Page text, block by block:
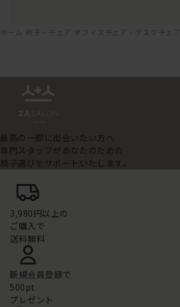
ホーム 椅子・チェア オフィスチェア・デスクチェア
最高の一脚に出会いたい方へ
専門スタッフがあなたのための
椅子選びをサポートいたします。
3,980円以上の
ご購入で
送料無料
新規会員登録で
500pt
プレゼント